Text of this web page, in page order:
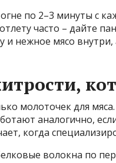
по 2–3 минуты с
часто – дайте
и нежное мясо
молоточек для
аналогично,
когда
волокна по